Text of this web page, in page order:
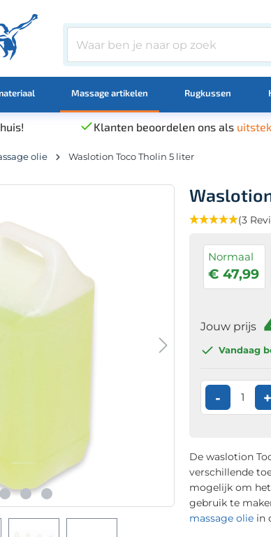
Massage artikelen Rugkussen
Klanten beoordelen ons als
olie Waslotion Toco Tholin 5 liter
(3
Normaal
€ 47,99
Jouw prijs
Vandaag
- +
De waslotion
verschillende
mogelijk om het
gebruik te
massage oliein